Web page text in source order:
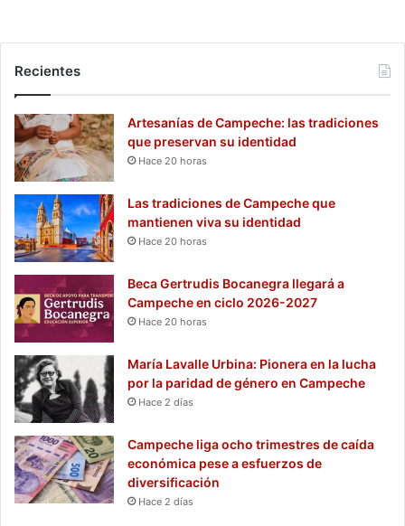
Recientes
Artesanías de Campeche: las tradiciones
que preservan su identidad
Hace 20 horas
Las tradiciones de Campeche que
mantienen viva su identidad
Hace 20 horas
Beca Gertrudis Bocanegra llegará a
Campeche en ciclo 2026-2027
Hace 20 horas
María Lavalle Urbina: Pionera en la lucha
por la paridad de género en Campeche
Hace 2 días
Campeche liga ocho trimestres de caída
económica pese a esfuerzos de
diversificación
Hace 2 días